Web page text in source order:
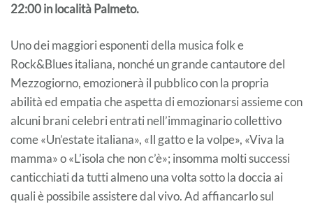
22:00 in località Palmeto.
Uno dei maggiori esponenti della musica folk e
Rock&Blues italiana, nonché un grande cantautore del
Mezzogiorno, emozionerà il pubblico con la propria
abilità ed empatia che aspetta di emozionarsi assieme con
alcuni brani celebri entrati nell’immaginario collettivo
come «Un’estate italiana», «Il gatto e la volpe», «Viva la
mamma» o «L’isola che non c’è»; insomma molti successi
canticchiati da tutti almeno una volta sotto la doccia ai
quali è possibile assistere dal vivo. Ad affiancarlo sul